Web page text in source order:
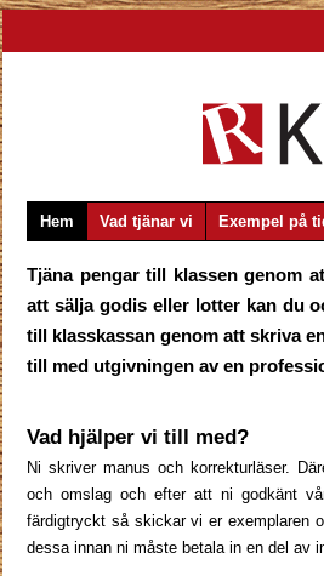
Hem Vad tjänar vi Exempel på
Tjäna pengar till klassen genom
att sälja godis eller lotter kan du
till klasskassan genom att skriva
till med utgivningen av en
Vad hjälper vi till med?
Ni skriver manus och korrekturläser.
och omslag och efter att ni godkänt
färdigtryckt så skickar vi er exemplaren
dessa innan ni måste betala in en del av